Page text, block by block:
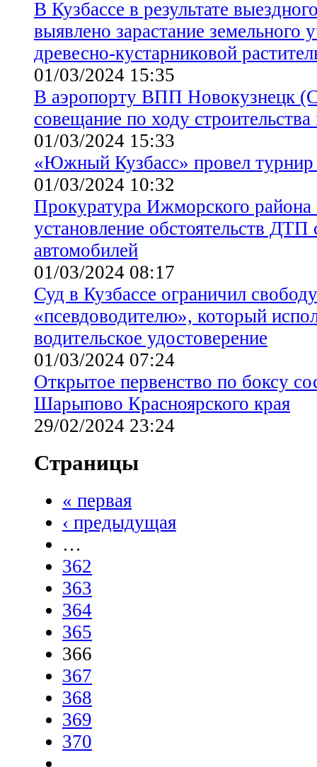
В Кузбассе в результате
выявлено зарастание земельного
древесно-кустарниковой
01/03/2024 15:35
В аэропорту ВПП Новокузнецк
совещание по ходу строительства
01/03/2024 15:33
«Южный Кузбасс» провел турнир
01/03/2024 10:32
Прокуратура Ижморского района
установление обстоятельств
автомобилей
01/03/2024 08:17
Суд в Кузбассе ограничил
«псевдоводителю», который
водительское удостоверение
01/03/2024 07:24
Открытое первенство по боксу
Шарыпово Красноярского края
29/02/2024 23:24
Страницы
« первая
‹ предыдущая
…
362
363
364
365
366
367
368
369
370